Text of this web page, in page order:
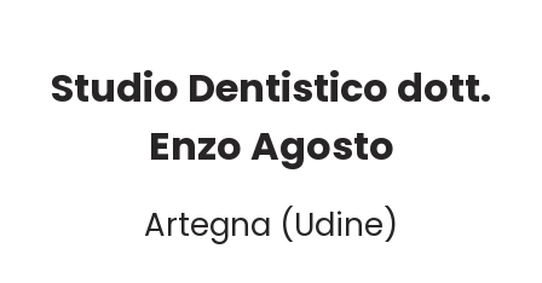
Studio Dentistico dott.
Enzo Agosto
Artegna (Udine)